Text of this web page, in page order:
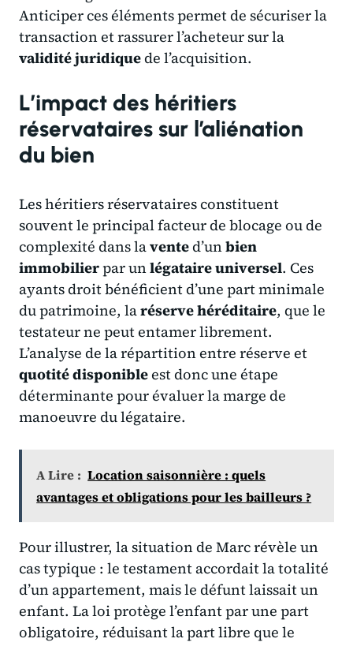
Anticiper ces éléments permet de sécuriser la
transaction et rassurer l’acheteur sur la
validité juridiquede l’acquisition.
L’impact des héritiers
réservataires sur l’aliénation
du bien
Les héritiers réservataires constituent
souvent le principal facteur de blocage ou de
complexité dans lavented’unbien
immobilierpar unlégataire universel. Ces
ayants droit bénéficient d’une part minimale
du patrimoine, laréserve héréditaire, que le
testateur ne peut entamer librement.
L’analyse de la répartition entre réserve et
quotité disponibleest donc une étape
déterminante pour évaluer la marge de
manoeuvre du légataire.
A Lire : Location saisonnière : quels
avantages et obligations pour les bailleurs ?
Pour illustrer, la situation de Marc révèle un
cas typique : le testament accordait la totalité
d’un appartement, mais le défunt laissait un
enfant. La loi protège l’enfant par une part
obligatoire, réduisant la part libre que le